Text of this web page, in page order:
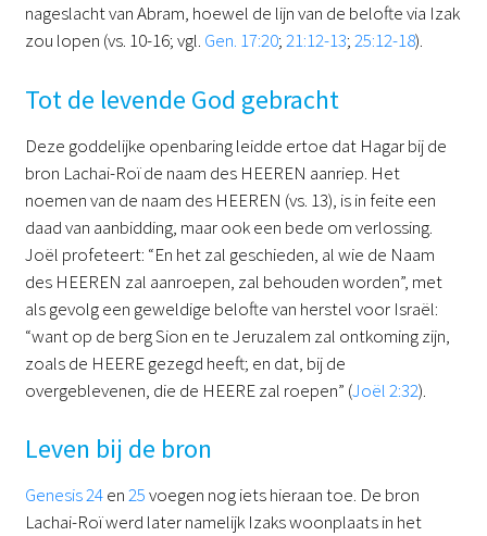
nageslacht van Abram, hoewel de lijn van de belofte via Izak
zou lopen (vs. 10-16; vgl. Gen. 17:20;21:12-13;25:12-18).
Tot de levende God gebracht
Deze goddelijke openbaring leidde ertoe dat Hagar bij de
bron Lachai-Roï de naam des HEEREN aanriep. Het
noemen van de naam des HEEREN (vs. 13), is in feite een
daad van aanbidding, maar ook een bede om verlossing.
Joël profeteert: “En het zal geschieden, al wie de Naam
des HEEREN zal aanroepen, zal behouden worden”, met
als gevolg een geweldige belofte van herstel voor Israël:
“want op de berg Sion en te Jeruzalem zal ontkoming zijn,
zoals de HEERE gezegd heeft; en dat, bij de
overgeblevenen, die de HEERE zal roepen” (Joël 2:32).
Leven bij de bron
Genesis 24en25voegen nog iets hieraan toe. De bron
Lachai-Roï werd later namelijk Izaks woonplaats in het